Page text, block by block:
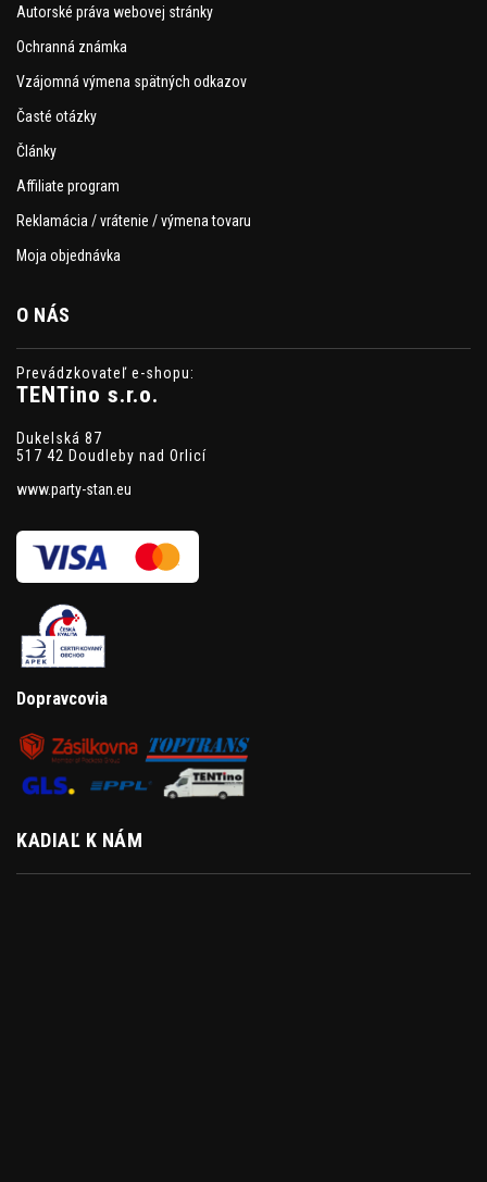
Autorské práva webovej stránky
Ochranná známka
Vzájomná výmena spätných odkazov
Časté otázky
Články
Affiliate program
Reklamácia / vrátenie / výmena tovaru
Moja objednávka
O NÁS
Prevádzkovateľ e-shopu:
TENTino s.r.o.
Dukelská 87
517 42 Doudleby nad Orlicí
www.party-stan.eu
Dopravcovia
KADIAĽ K NÁM